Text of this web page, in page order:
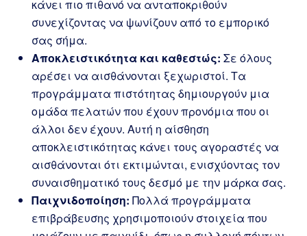
κάνει πιο πιθανό να ανταποκριθούν
συνεχίζοντας να ψωνίζουν από το εμπορικό
σας σήμα.
Αποκλειστικότητα και καθεστώς: Σε όλους
αρέσει να αισθάνονται ξεχωριστοί. Τα
προγράμματα πιστότητας δημιουργούν μια
ομάδα πελατών που έχουν προνόμια που οι
άλλοι δεν έχουν. Αυτή η αίσθηση
αποκλειστικότητας κάνει τους αγοραστές να
αισθάνονται ότι εκτιμώνται, ενισχύοντας τον
συναισθηματικό τους δεσμό με την μάρκα σας.
Παιχνιδοποίηση: Πολλά προγράμματα
επιβράβευσης χρησιμοποιούν στοιχεία που